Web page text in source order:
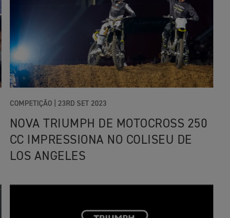
COMPETIÇÃO| 23RD SET 2023
NOVA TRIUMPH DE MOTOCROSS 250
CC IMPRESSIONA NO COLISEU DE
LOS ANGELES